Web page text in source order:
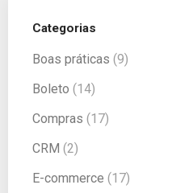
Categorias
Boas práticas (9)
Boleto (14)
Compras (17)
CRM (2)
E-commerce (17)